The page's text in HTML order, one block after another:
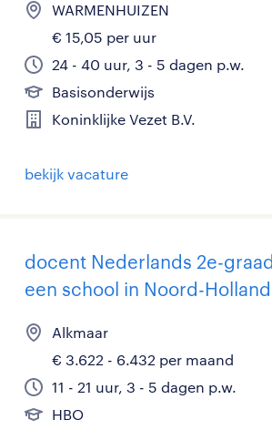
WARMENHUIZEN
€ 15,05 per uur
24 - 40 uur, 3 - 5 dagen p.w.
Basisonderwijs
Koninklijke Vezet B.V.
bekijk vacature
docent Nederlands 2e-
een school in Noord-Holland
Alkmaar
€ 3.622 - 6.432 per maand
11 - 21 uur, 3 - 5 dagen p.w.
HBO